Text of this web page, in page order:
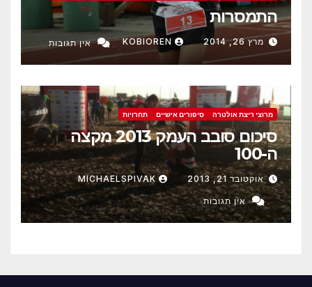
התמסרות
מרץ 26, 2014 KOBIOREN אין תגובות
מרוצי ריצת אולטרה סיפורים אישיים תחרויות
סיכום סובב העמק 2013 מקצה
ה-100
אוקטובר 21, 2013 MICHAELSPIVAK
אין תגובות